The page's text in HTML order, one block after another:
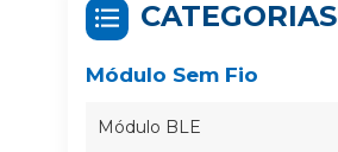
CATEGORIAS
Módulo Sem Fio
Módulo BLE